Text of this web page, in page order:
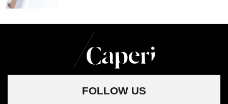
FOLLOW US